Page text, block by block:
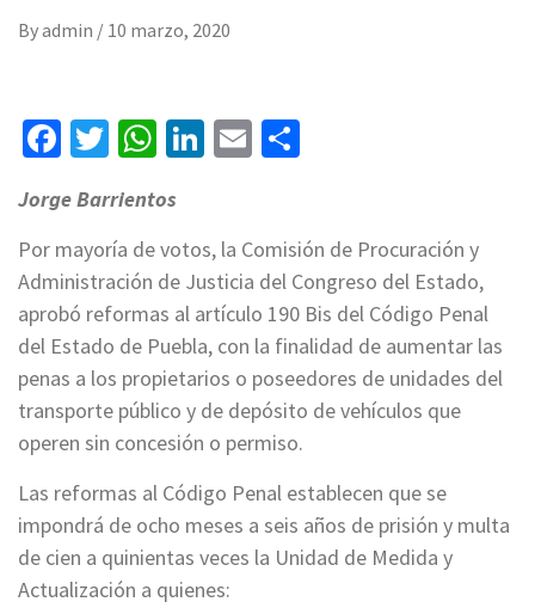
Byadmin / 10 marzo, 2020
Facebook
Twitter
WhatsApp
LinkedIn
Email
Jorge Barrientos
Por mayoría de votos, la Comisión de Procuración y
Administración de Justicia del Congreso del Estado,
aprobó reformas al artículo 190 Bis del Código Penal
del Estado de Puebla, con la finalidad de aumentar las
penas a los propietarios o poseedores de unidades del
transporte público y de depósito de vehículos que
operen sin concesión o permiso.
Las reformas al Código Penal establecen que se
impondrá de ocho meses a seis años de prisión y multa
de cien a quinientas veces la Unidad de Medida y
Actualización a quienes: